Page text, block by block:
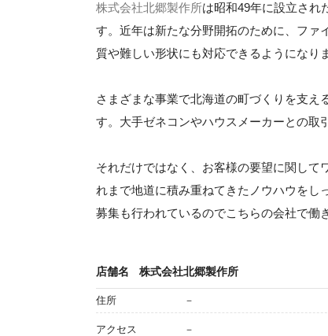
株式会社北郷製作所は昭和49年に設立され
す。近年は新たな分野開拓のために、ファ
質や難しい形状にも対応できるようになり
さまざまな事業で北海道の町づくりを支
す。大手ゼネコンやハウスメーカーとの取
それだけではなく、お客様の要望に関して
れまで地道に積み重ねてきたノウハウをし
募集も行われているのでこちらの会社で働
店舗名 株式会社北郷製作所
住所 －
アクセス －